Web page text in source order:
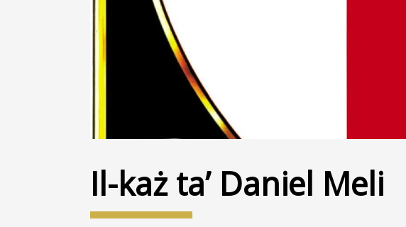
Il-każ ta’ Daniel Meli